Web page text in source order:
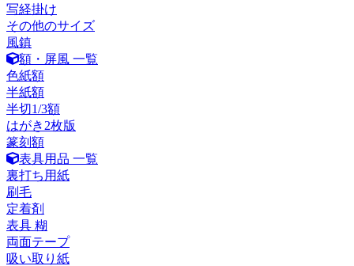
写経掛け
その他のサイズ
風鎮
額・屏風 一覧
色紙額
半紙額
半切1/3額
はがき2枚版
篆刻額
表具用品 一覧
裏打ち用紙
刷毛
定着剤
表具 糊
両面テープ
吸い取り紙